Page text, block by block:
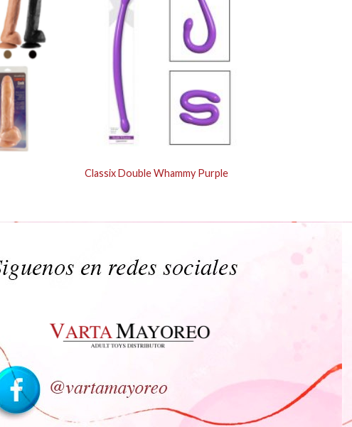
Classix Double Whammy Purple